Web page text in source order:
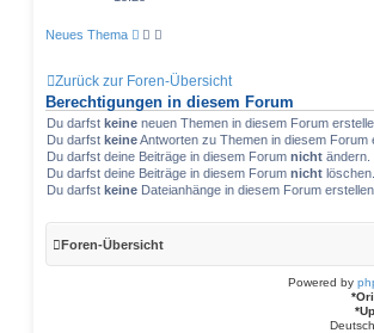
Neues Thema
Zurück zur Foren-Übersicht
Berechtigungen in diesem Forum
Du darfst keine neuen Themen in diesem Forum
Du darfst keineAntworten zu Themen in diesem Forum
Du darfst deine Beiträge in diesem Forum nicht ändern.
Du darfst deine Beiträge in diesem Forum nicht löschen.
Du darfst keine Dateianhänge in diesem Forum erstellen.
Foren-Übersicht
Powered by
*
*